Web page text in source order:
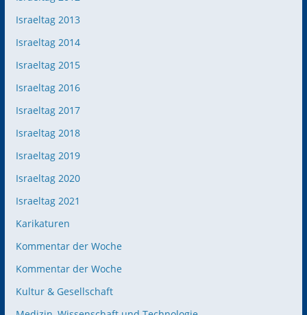
Israeltag 2013
Israeltag 2014
Israeltag 2015
Israeltag 2016
Israeltag 2017
Israeltag 2018
Israeltag 2019
Israeltag 2020
Israeltag 2021
Karikaturen
Kommentar der Woche
Kommentar der Woche
Kultur & Gesellschaft